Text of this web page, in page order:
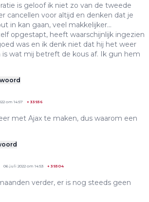
is geloof ik niet zo van de tweede
cancellen voor altijd en denken dat je
in kan gaan, veel makkelijker...
opgestapt, heeft waarschijnlijk ingezien
was en ik denk niet dat hij het weer
is wat mij betreft de kous af. Ik gun hem
om 14:57 + 33936
met Ajax te maken, dus waarom een
06 juli 2022 om 14:53 + 39304
verder, er is nog steeds geen